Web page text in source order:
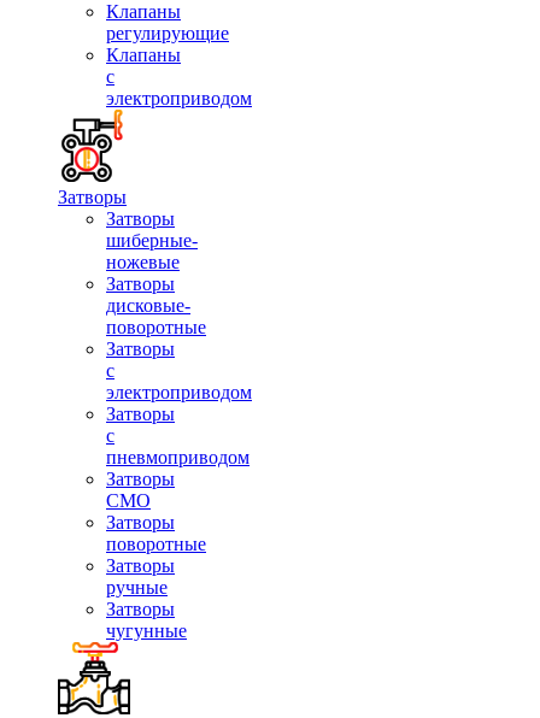
Клапаны
регулирующие
Клапаны
с
электроприводом
Затворы
Затворы
шиберные-
ножевые
Затворы
дисковые-
поворотные
Затворы
с
электроприводом
Затворы
с
пневмоприводом
Затворы
СМО
Затворы
поворотные
Затворы
ручные
Затворы
чугунные